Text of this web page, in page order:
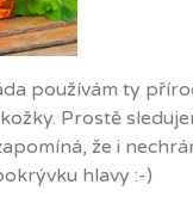
používám ty
Prostě
že i
hlavy :-)